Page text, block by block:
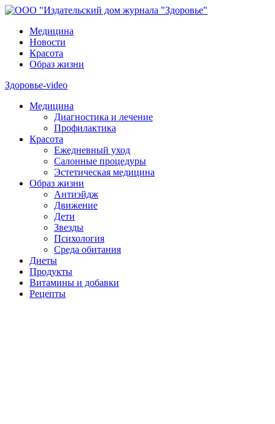
Медицина
Новости
Красота
Образ жизни
Здоровье-video
Медицина
Диагностика и лечение
Профилактика
Красота
Ежедневный уход
Салонные процедуры
Эстетическая медицина
Образ жизни
Антиэйдж
Движение
Дети
Звезды
Психология
Среда обитания
Диеты
Продукты
Витамины и добавки
Рецепты